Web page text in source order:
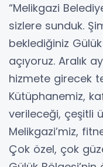
“Melikgazi
sizlere sunduk.
beklediğiniz
açıyoruz. Aralık
hizmete girecek
Kütüphanemiz,
verileceği, çeşitli
Melikgazi’miz,
Çok özel, çok